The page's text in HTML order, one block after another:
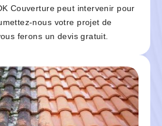
Couverture peut intervenir pour
nous votre projet de
ferons un devis gratuit.